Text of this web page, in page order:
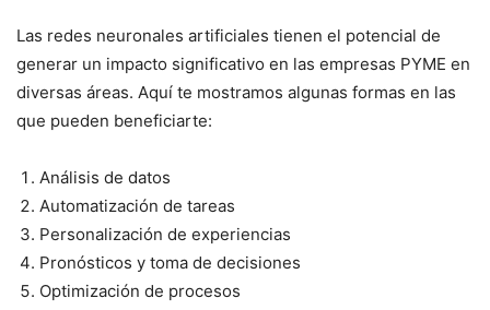
Las redes neuronales artificiales tienen el potencial de
generar un impacto significativo en las empresas PYME en
diversas áreas. Aquí te mostramos algunas formas en las
que pueden beneficiarte:
Análisis de datos
Automatización de tareas
Personalización de experiencias
Pronósticos y toma de decisiones
Optimización de procesos